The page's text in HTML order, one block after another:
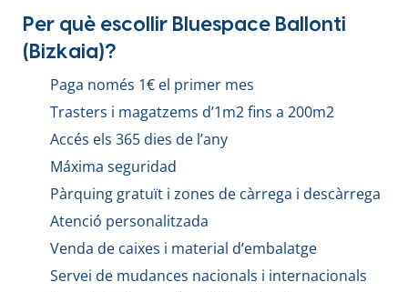
Per què escollir Bluespace Ballonti
(Bizkaia)?
Paga només 1€ el primer mes
Trasters i magatzems d’1m2 fins a 200m2
Accés els 365 dies de l’any
Máxima seguridad
Pàrquing gratuït i zones de càrrega i descàrrega
Atenció personalitzada
Venda de caixes i material d’embalatge
Servei de mudances nacionals i internacionals